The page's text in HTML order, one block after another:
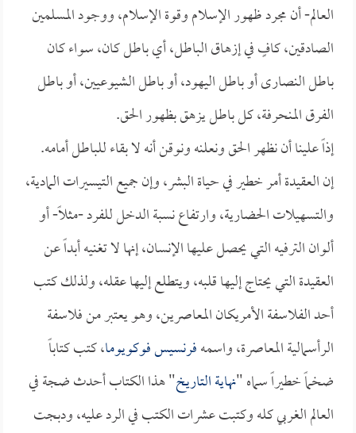
العالم- أن مجرد ظهور الإسلام وقوة الإسلام، ووجود المسلمين
الصادقين، كافٍ في إزهاق الباطل، أي باطل كان، سواء كان
باطل النصارى أو باطل اليهود، أو باطل الشيوعيين، أو باطل
الفرق المنحرفة، كل باطل يزهق بظهور الحق.
إذاً علينا أن نظهر الحق ونعلنه ونوقن أنه لا بقاء للباطل أمامه.
إن العقيدة أمر خطير في حياة البشر، وإن جميع التيسيرات المادية،
والتسهيلات الحضارية، وارتفاع نسبة الدخل للفرد -مثلاً- أو
ألوان الترفيه التي يحصل عليها الإنسان، إنها لا تغنيه أبداً عن
العقيدة التي يحتاج إليها قلبه، ويتطلع إليها عقله، ولذلك كتب
أحد الفلاسفة الأمريكان المعاصرين، وهو يعتبر من فلاسفة
الرأسمالية المعاصرة، واسمهفرنسيس فوكويوما، كتب كتاباً
ضخماً خطيراً سماه "نهاية التاريخ" هذا الكتاب أحدث ضجة في
العالم الغربي كله وكتبت عشرات الكتب في الرد عليه، ودبجت